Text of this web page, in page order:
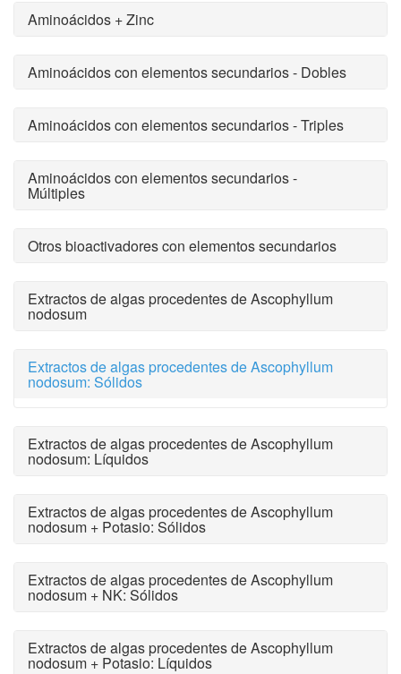
Aminoácidos + Zinc
Aminoácidos con elementos secundarios - Dobles
Aminoácidos con elementos secundarios - Triples
Aminoácidos con elementos secundarios -
Múltiples
Otros bioactivadores con elementos secundarios
Extractos de algas procedentes de Ascophyllum
nodosum
Extractos de algas procedentes de Ascophyllum
nodosum: Sólidos
Extractos de algas procedentes de Ascophyllum
nodosum: Líquidos
Extractos de algas procedentes de Ascophyllum
nodosum + Potasio: Sólidos
Extractos de algas procedentes de Ascophyllum
nodosum + NK: Sólidos
Extractos de algas procedentes de Ascophyllum
nodosum + Potasio: Líquidos